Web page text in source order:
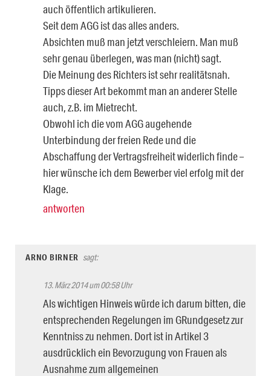
auch öffentlich artikulieren.
Seit dem AGG ist das alles anders.
Absichten muß man jetzt verschleiern. Man muß
sehr genau überlegen, was man (nicht) sagt.
Die Meinung des Richters ist sehr realitätsnah.
Tipps dieser Art bekommt man an anderer Stelle
auch, z.B. im Mietrecht.
Obwohl ich die vom AGG augehende
Unterbindung der freien Rede und die
Abschaffung der Vertragsfreiheit widerlich finde –
hier wünsche ich dem Bewerber viel erfolg mit der
Klage.
antworten
ARNO BIRNER sagt:
13. März 2014 um 00:58 Uhr
Als wichtigen Hinweis würde ich darum bitten, die
entsprechenden Regelungen im GRundgesetz zur
Kenntniss zu nehmen. Dort ist in Artikel 3
ausdrücklich ein Bevorzugung von Frauen als
Ausnahme zum allgemeinen